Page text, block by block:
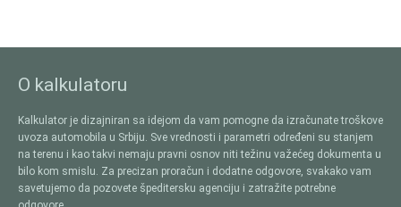
O kalkulatoru
Kalkulator je dizajniran sa idejom da vam pomogne da izračunate troškove
uvoza automobila u Srbiju. Sve vrednosti i parametri određeni su stanjem
na terenu i kao takvi nemaju pravni osnov niti težinu važećeg dokumenta u
bilo kom smislu. Za precizan proračun i dodatne odgovore, svakako vam
savetujemo da pozovete špeditersku agenciju i zatražite potrebne